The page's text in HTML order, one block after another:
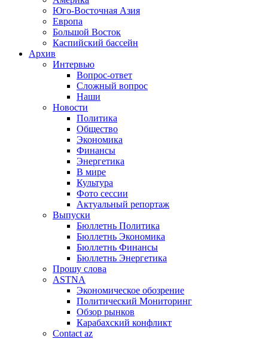
Юго-Восточная Азия
Европа
Большой Восток
Каспийский бассейн
Архив
Интервью
Вопрос-ответ
Сложный вопрос
Наши
Новости
Политика
Общество
Экономика
Финансы
Энергетика
В мире
Культура
Фото сессии
Актуальный репортаж
Выпуски
Бюллетнь Политика
Бюллетнь Экономика
Бюллетнь Финансы
Бюллетнь Энергетика
Прошу слова
ASTNA
Экономическое обозрение
Политический Мониторинг
Обзор рынков
Карабахский конфликт
Contact az